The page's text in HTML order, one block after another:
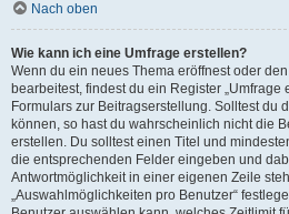
Nach oben
Wie kann ich eine Umfrage erstellen?
Wenn du ein neues Thema eröffnest oder
bearbeitest, findest du ein Register „Umfrage
Formulars zur Beitragserstellung. Solltest du
können, so hast du wahrscheinlich nicht die
erstellen. Du solltest einen Titel und
die entsprechenden Felder eingeben und
Antwortmöglichkeit in einer eigenen Zeile
„Auswahlmöglichkeiten pro Benutzer“